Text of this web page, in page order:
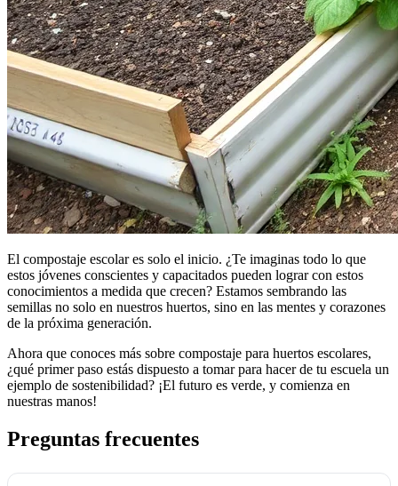
El compostaje escolar es solo el inicio. ¿Te imaginas todo lo que
estos jóvenes conscientes y capacitados pueden lograr con estos
conocimientos a medida que crecen? Estamos sembrando las
semillas no solo en nuestros huertos, sino en las mentes y corazones
de la próxima generación.
Ahora que conoces más sobre compostaje para huertos escolares,
¿qué primer paso estás dispuesto a tomar para hacer de tu escuela un
ejemplo de sostenibilidad? ¡El futuro es verde, y comienza en
nuestras manos!
Preguntas frecuentes